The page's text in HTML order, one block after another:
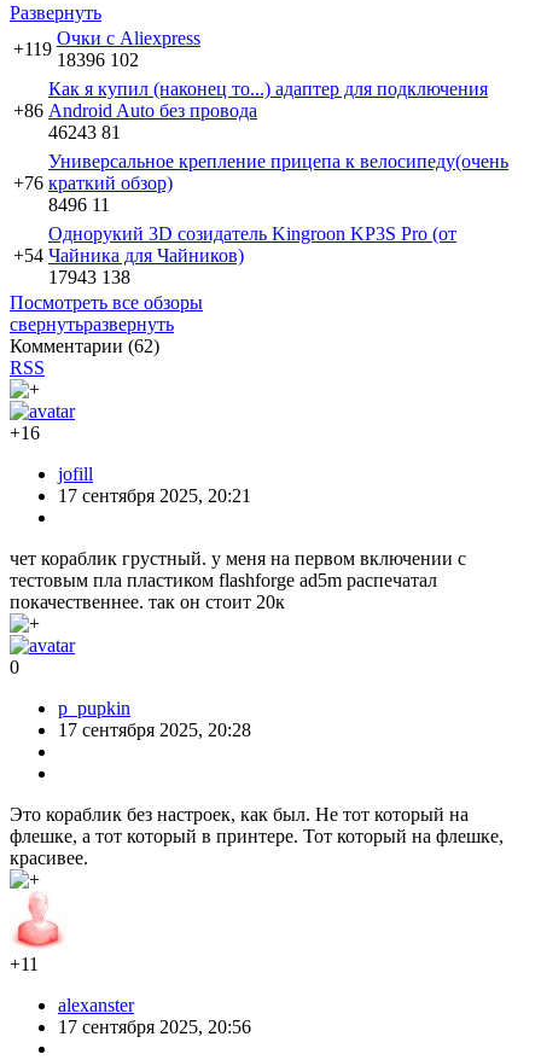
Освобождаем от упаковочного полиэтилена и осматриваем
принтер.
Первый осмотр
На лицевой стороне разъём для дисплея и стеклянная дверь.
образном шарнире, позволяющем открывать её на 90°
обеим сторона теперь есть небольшие, стеклянные окна
расположились(сверху-вниз). Трубка подачи филамента.
Отверстия для регулировки натяжения ремня. Место для
крепления одного из блоков QIDI Box. Место крепления
держателя филамента. Отверстие вытяжного вентилятора
камеры. Отверстие сброса филамента после очистки сопла.
Отверстие вентилятора охлаждения материнки. Пара
системных разъёмов(Подключение QIDI Box). Кнопка
включения, разъём подключения Электропитания и разъём
Ethernet
Установка дисплея
В коробке с дисплеем находится отличное, иллюстрированное
руководство облегчающее установку
Как я написал ранее, в поставку входит краткое руководство
по началу работы, но оно в принципе не требуется… При